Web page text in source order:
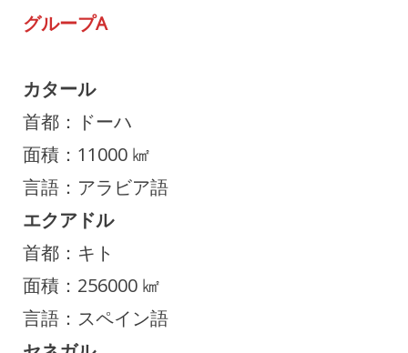
グループA
カタール
首都：ドーハ
面積：11000 ㎢
言語：アラビア語
エクアドル
首都：キト
面積：256000 ㎢
言語：スペイン語